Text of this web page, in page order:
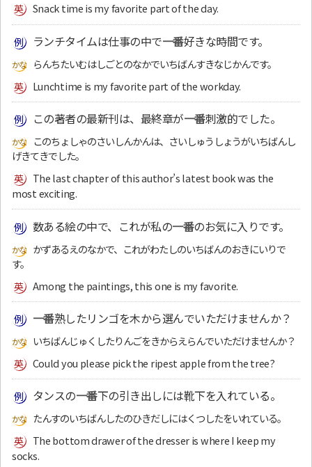
Snack time is my favorite part of the day.
ランチタイムは仕事の中で一番好きな時間です。
らんちたいむはしごとのなかでいちばんすきなじかんです。
Lunchtime is my favorite part of the workday.
この著者の最新刊は、最終章が一番刺激的でした。
このちょしゃのさいしんかんは、さいしゅうしょうがいちばんし
げきてきでした。
The last chapter of this author’s latest book was the
most exciting.
数ある絵の中で、これが私の一番のお気に入りです。
かずあるえのなかで、これがわたしのいちばんのおきにいりで
す。
Among the paintings, this one is my favorite.
一番熟したリンゴを木から選んでいただけませんか？
いちばんじゅくしたりんごをきからえらんでいただけませんか？
Could you please pick the ripest apple from the tree?
タンスの一番下の引き出しには靴下を入れている。
たんすのいちばんしたのひきだしにはくつしたをいれている。
The bottom drawer of the dresser is where I keep my
socks.